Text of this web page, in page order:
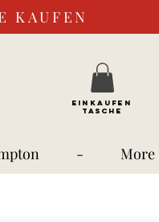
KAUFEN
EINKAUFEN
TASCHE
- More